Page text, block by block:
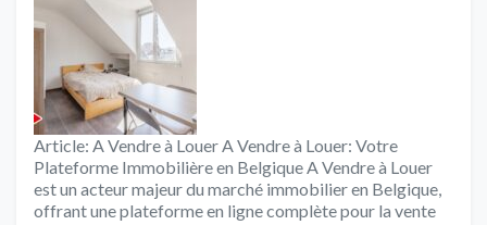
Article: A Vendre à Louer A Vendre à Louer: Votre
Plateforme Immobilière en Belgique A Vendre à Louer
est un acteur majeur du marché immobilier en Belgique,
offrant une plateforme en ligne complète pour la vente